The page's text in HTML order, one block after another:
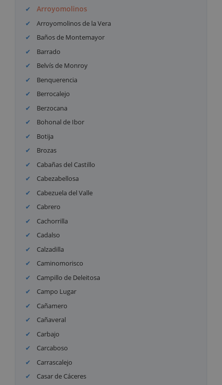
Arroyomolinos
Arroyomolinos de la Vera
Baños de Montemayor
Barrado
Belvís de Monroy
Benquerencia
Berrocalejo
Berzocana
Bohonal de Ibor
Botija
Brozas
Cabañas del Castillo
Cabezabellosa
Cabezuela del Valle
Cabrero
Cachorrilla
Cadalso
Calzadilla
Caminomorisco
Campillo de Deleitosa
Campo Lugar
Cañamero
Cañaveral
Carbajo
Carcaboso
Carrascalejo
Casar de Cáceres